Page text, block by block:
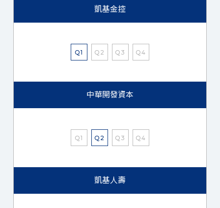
凱基金控
Q1 Q2 Q3 Q4
中華開發資本
Q1 Q2 Q3 Q4
凱基人壽